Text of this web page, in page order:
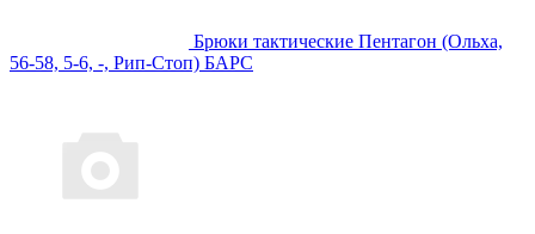
Брюки тактические Пентагон (Ольха,
56-58, 5-6, -, Рип-Стоп) БАРС